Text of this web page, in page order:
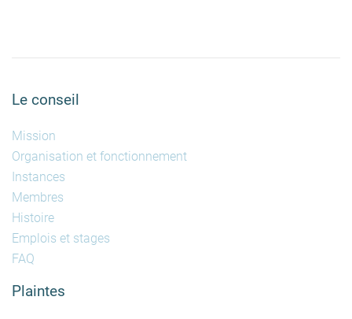
Le conseil
Mission
Organisation et fonctionnement
Instances
Membres
Histoire
Emplois et stages
FAQ
Plaintes